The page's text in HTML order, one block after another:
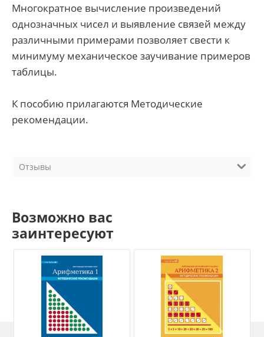
Многократное вычисление произведений
однозначных чисел и выявление связей между
различными примерами позволяет свести к
минимуму механическое заучивание примеров
таблицы.
К пособию прилагаются Методические
рекомендации.
Отзывы
Возможно вас
заинтересуют